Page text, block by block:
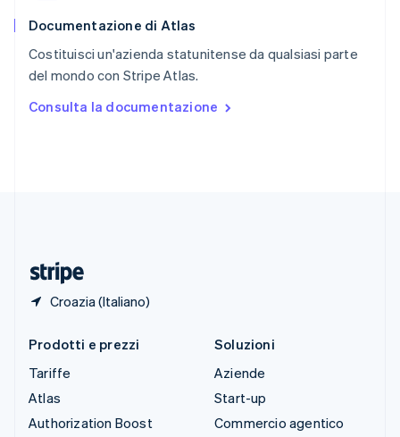
Documentazione di Atlas
Costituisci un'azienda statunitense da qualsiasi parte
del mondo con Stripe Atlas.
Consulta la documentazione
Croazia (Italiano)
Slovenia
Spagna
Español English
English Español简体中文
Prodotti e prezzi
Tariffe
Atlas
Authorization Boost
Soluzioni
Aziende
Start-up
Commercio agentico